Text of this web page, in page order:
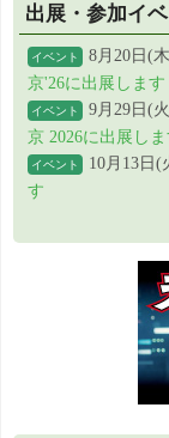
出展・参加イ
イベント 8月20日(
京'26に出展します
イベント 9月29日(
京 2026に出展しま
イベント 10月13日(
す